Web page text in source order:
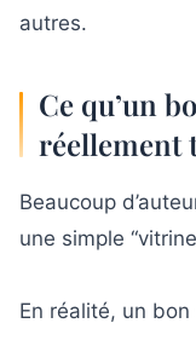
autres.
Ce qu’un
réellement
Beaucoup
une simple
En réalité, un bon